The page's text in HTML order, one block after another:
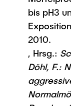
bis pH3
2010.
, Hrsg.:
Döhl, F.: